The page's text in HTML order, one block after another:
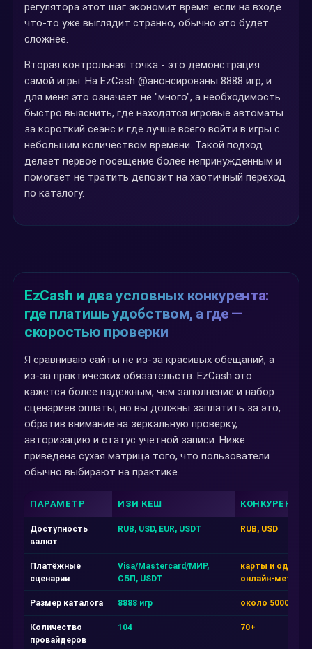
регулятора этот шаг экономит время: если на входе
что-то уже выглядит странно, обычно это будет
сложнее.
Вторая контрольная точка - это демонстрация
самой игры. На EzCash @анонсированы 8888 игр, и
для меня это означает не "много", а необходимость
быстро выяснить, где находятся игровые автоматы
за короткий сеанс и где лучше всего войти в игры с
небольшим количеством времени. Такой подход
делает первое посещение более непринужденным и
помогает не тратить депозит на хаотичный переход
по каталогу.
EzCash и два условных конкурента:
где платишь удобством, а где —
скоростью проверки
Я сравниваю сайты не из-за красивых обещаний, а
из-за практических обязательств. EzCash это
кажется более надежным, чем заполнение и набор
сценариев оплаты, но вы должны заплатить за это,
обратив внимание на зеркальную проверку,
авторизацию и статус учетной записи. Ниже
приведена сухая матрица того, что пользователи
обычно выбирают на практике.
ПАРАМЕТР ИЗИ КЕШ КОНКУРЕНТ А
Доступность
валют
RUB, USD, EUR, USDT RUB, USD
Платёжные
сценарии
Visa/Mastercard/МИР,
СБП, USDT
карты и один
онлайн-метод
Размер каталога 8888 игр около 5000 игр
Количество
провайдеров
104 70+